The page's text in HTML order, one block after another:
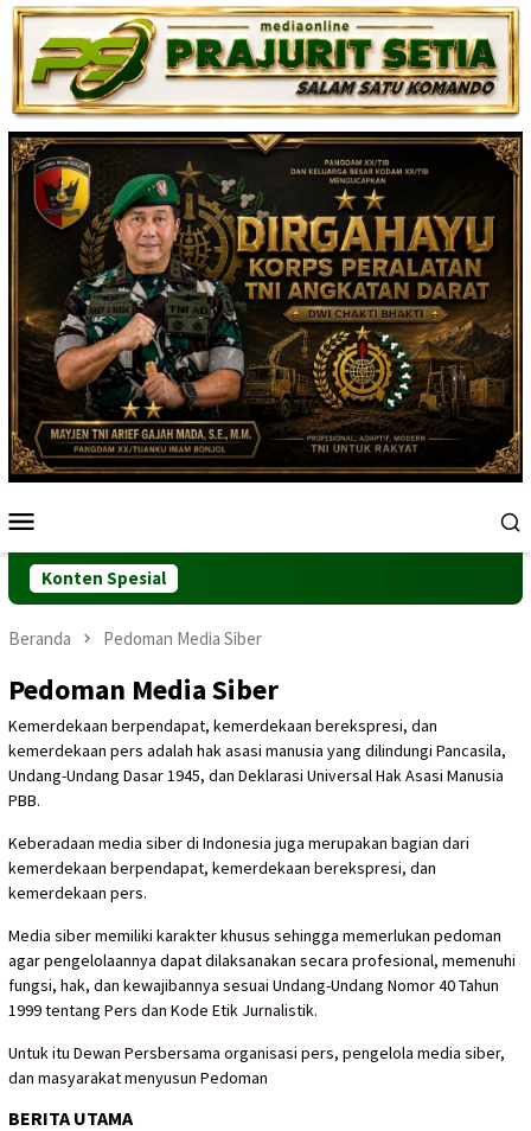
Loncat
ke
konten
Mobile
Konten Spesial
Beranda Pedoman Media Siber
Pedoman Media Siber
Kemerdekaan berpendapat, kemerdekaan berekspresi, dan
kemerdekaan pers adalah hak asasi manusia yang dilindungi Pancasila,
Undang-Undang Dasar 1945, dan Deklarasi Universal Hak Asasi Manusia
PBB.
Keberadaan media siber di Indonesia juga merupakan bagian dari
kemerdekaan berpendapat, kemerdekaan berekspresi, dan
kemerdekaan pers.
Media siber memiliki karakter khusus sehingga memerlukan pedoman
agar pengelolaannya dapat dilaksanakan secara profesional, memenuhi
fungsi, hak, dan kewajibannya sesuai Undang-Undang Nomor 40 Tahun
1999 tentang Pers dan Kode Etik Jurnalistik.
Untuk itu Dewan Persbersama organisasi pers, pengelola media siber,
dan masyarakat menyusun Pedoman
BERITA UTAMA